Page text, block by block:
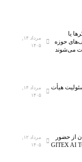
یا
حوزه
می‌شوند
۱۴۰۵
هیأت
۱۴۰۵
تومان از حضور
۱۴۰۵